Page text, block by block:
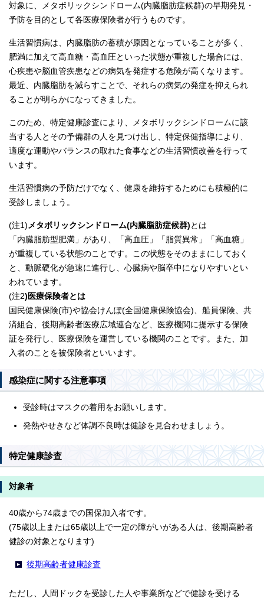
対象に、メタボリックシンドローム(内臓脂肪症候群)の早期発見・
予防を目的として各医療保険者が行うものです。
生活習慣病は、内臓脂肪の蓄積が原因となっていることが多く、
肥満に加えて高血糖・高血圧といった状態が重複した場合には、
心疾患や脳血管疾患などの病気を発症する危険が高くなります。
最近、内臓脂肪を減らすことで、それらの病気の発症を抑えられ
ることが明らかになってきました。
このため、特定健康診査により、メタボリックシンドロームに該
当する人とその予備群の人を見つけ出し、特定保健指導により、
適度な運動やバランスの取れた食事などの生活習慣改善を行って
います。
生活習慣病の予防だけでなく、健康を維持するためにも積極的に
受診しましょう。
(注1) メタボリックシンドローム(内臓脂肪症候群) とは
「内臓脂肪型肥満」があり、「高血圧」「脂質異常」「高血糖」
が重複している状態のことです。この状態をそのままにしておく
と、動脈硬化が急速に進行し、心臓病や脳卒中になりやすいとい
われています。
(注2)医療保険者とは
国民健康保険(市)や協会けんぽ(全国健康保険協会)、船員保険、共
済組合、後期高齢者医療広域連合など、医療機関に提示する保険
証を発行し、医療保険を運営している機関のことです。また、加
入者のことを被保険者といいます。
感染症に関する注意事項
受診時はマスクの着用をお願いします。
発熱やせきなど体調不良時は健診を見合わせましょう。
特定健康診査
対象者
40歳から74歳までの国保加入者です。
(75歳以上または65歳以上で一定の障がいがある人は、後期高齢者
健診の対象となります)
後期高齢者健康診査
ただし、人間ドックを受診した人や事業所などで健診を受ける